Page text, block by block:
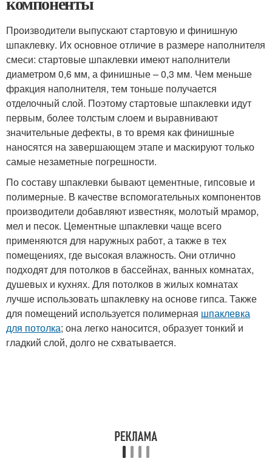
Производители выпускают стартовую и финишную
шпаклевку. Их основное отличие в размере наполнителя
смеси: стартовые шпаклевки имеют наполнители
диаметром 0,6 мм, а финишные – 0,3 мм. Чем меньше
фракция наполнителя, тем тоньше получается
отделочный слой. Поэтому стартовые шпаклевки идут
первым, более толстым слоем и выравнивают
значительные дефекты, в то время как финишные
наносятся на завершающем этапе и маскируют только
самые незаметные погрешности.
По составу шпаклевки бывают цементные, гипсовые и
полимерные. В качестве вспомогательных компонентов
производители добавляют известняк, молотый мрамор,
мел и песок. Цементные шпаклевки чаще всего
применяются для наружных работ, а также в тех
помещениях, где высокая влажность. Они отлично
подходят для потолков в бассейнах, ванных комнатах,
душевых и кухнях. Для потолков в жилых комнатах
лучше использовать шпаклевку на основе гипса. Также
для помещений используется полимерная шпаклевка
для потолка; она легко наносится, образует тонкий и
гладкий слой, долго не схватывается.